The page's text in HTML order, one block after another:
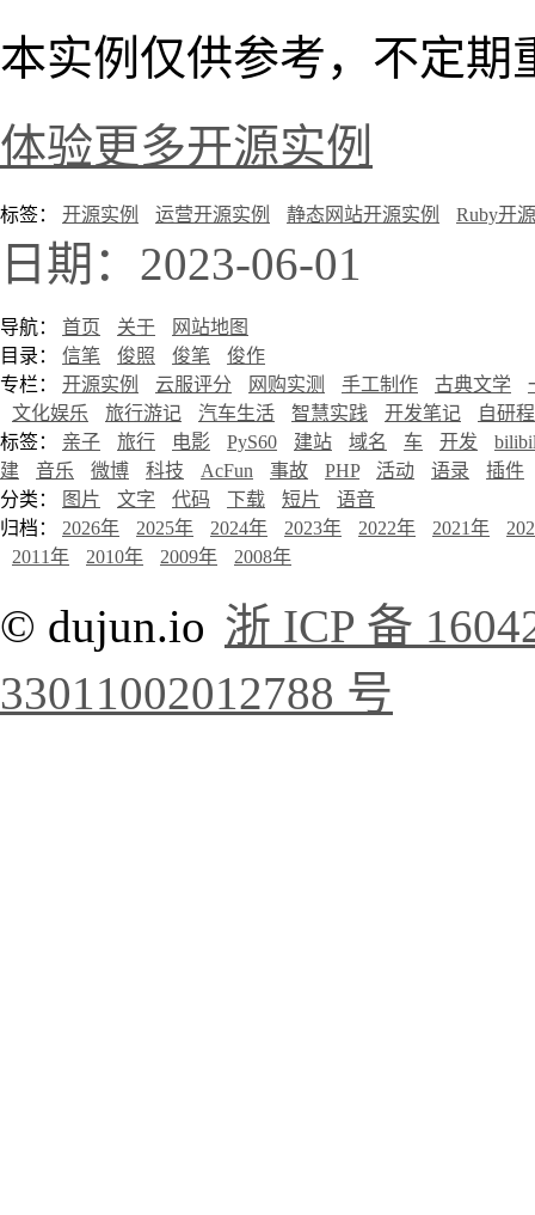
本实例仅供参考，不定期
体验更多开源实例
标签： 开源实例 运营开源实例 静态网站开源实例 Ruby开
日期：2023-06-01
导航： 首页 关于
网站地图
目录： 信笔 俊照 俊笔
俊作
专栏： 开源实例 云服评分 网购实测 手工制作 古典文学
文化娱乐
旅行游记 汽车生活 智慧实践 开发笔记
自研
标签： 亲子 旅行 电影 PyS60 建站 域名 车 开发
建
音乐 微博 科技 AcFun 事故 PHP 活动 语录
插件
分类：
图片 文字 代码 下载 短片
语音
归档： 2026年 2025年 2024年 2023年 2022年 2021年
2011年
2010年 2009年 2008年
© dujun.io 浙 ICP 备
33011002012788 号